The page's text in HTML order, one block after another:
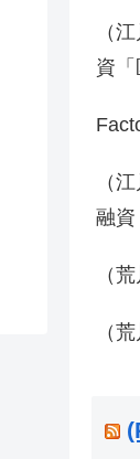
（
資「
（
融資
（
（